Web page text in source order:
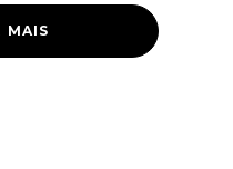
MAIS